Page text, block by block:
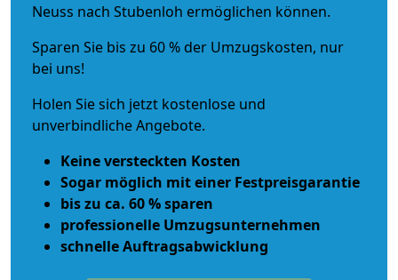
Neuss nach Stubenloh ermöglichen können.
Sparen Sie bis zu 60 % der Umzugskosten, nur
bei uns!
Holen Sie sich jetzt kostenlose und
unverbindliche Angebote.
Keine versteckten Kosten
Sogar möglich mit einer Festpreisgarantie
bis zu ca. 60 % sparen
professionelle Umzugsunternehmen
schnelle Auftragsabwicklung